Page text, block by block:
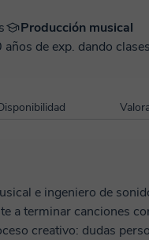
Producción musical
años de exp. dando
e ingeniero de
a terminar canciones
creativo: dudas